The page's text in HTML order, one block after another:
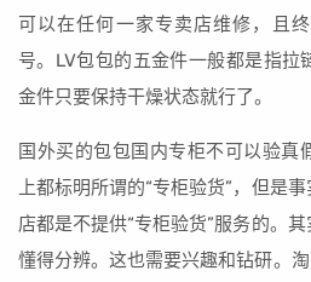
可以在任何一家专卖店维修，且
号。LV包包的五金件一般都是指拉
金件只要保持干燥状态就行了。
国外买的包包国内专柜不可以验真
上都标明所谓的“专柜验货”，但是
店都是不提供“专柜验货”服务的。
懂得分辨。这也需要兴趣和钻研。